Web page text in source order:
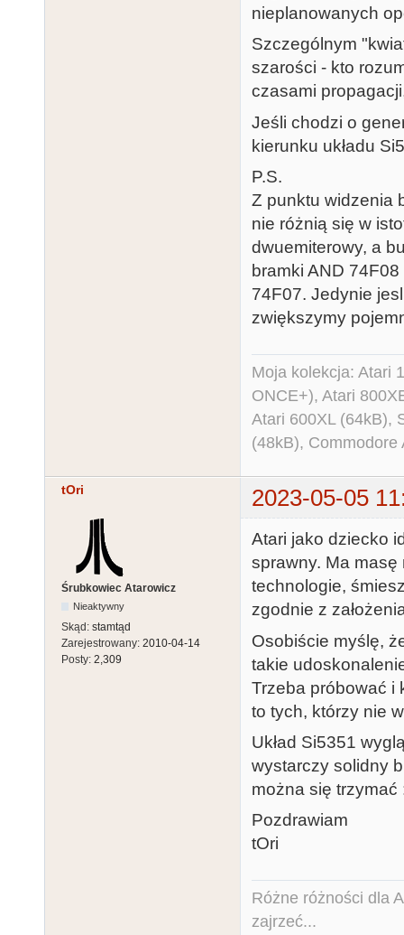
nieplanowanych
Szczególnym
szarości - kto
czasami
Jeśli chodzi o
kierunku układu
P.S.
Z punktu widzenia
nie różnią się w
dwuemiterowy, a
bramki AND
74F07. Jedynie
zwiększymy
Moja kolekcja: Atari
ONCE+), Atari
Atari 600XL (64kB),
(48kB),
tOri 2023-05-05
Śrubkowiec Atarowicz
Nieaktywny
Skąd: stamtąd
Zarejestrowany: 2010-04-14
Posty: 2,309
Atari jako dziecko
sprawny. Ma
technologie,
zgodnie z
Osobiście myślę,
takie
Trzeba próbować i
to tych, którzy nie
Układ Si5351
wystarczy solidny
można się trzymać
Pozdrawiam
tOri
Różne różności dla
zajrzeć...